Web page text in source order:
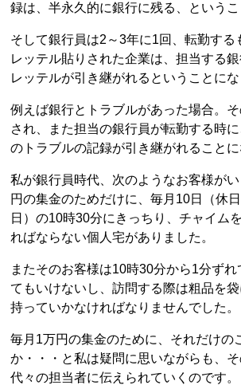
録は、半永久的に銀行に残る、というこ
そして銀行員は2～3年に1回、転勤する
レッテル貼りされた企業は、担当する
レッテルが引き継がれるということにな
例えば銀行とトラブルがあった場合。
され、また担当の銀行員が転勤する時
のトラブルの記録が引き継がれることに
私が銀行員時代、次のようなお客様が
円の集金のためだけに、毎月10日（休
日）の10時30分にきっちり、チャイム
ればならない個人宅がありました。
またそのお客様は10時30分から1分ずれ
てもいけないし、訪問する際は粗品を
持っていかなければなりませんでした。
毎月1万円の集金のために、それだけの
か・・・と私は疑問に思いながらも、そ
代々の担当者に伝えられていくのです。